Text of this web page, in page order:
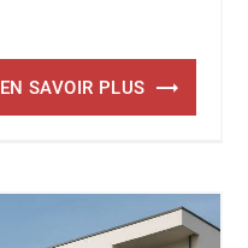
EN SAVOIR PLUS